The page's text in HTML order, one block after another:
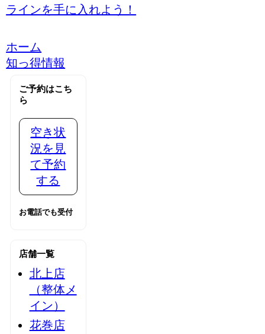
ラインを手に入れよう！
ホーム
知っ得情報
ご予約はこち
ら
空き状
況を見
て予約
する
お電話でも受付
店舗一覧
北上店
（整体メ
イン）
花巻店